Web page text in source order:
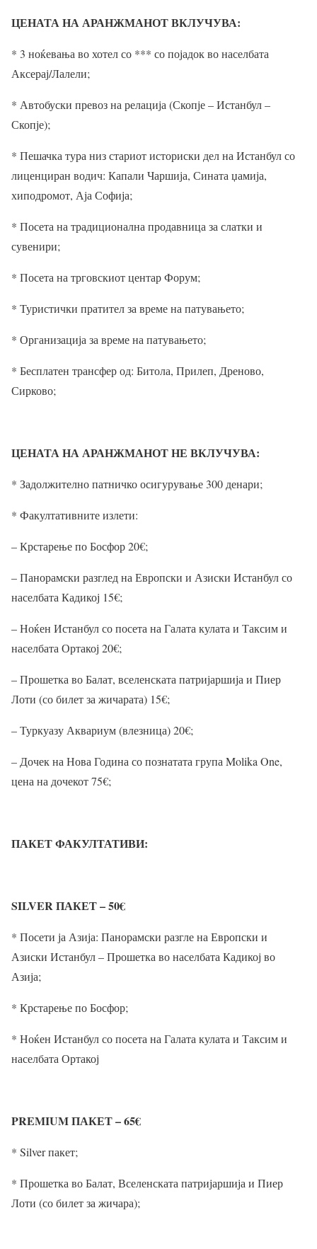
ЦЕНАТА НА АРАНЖМАНОТ ВКЛУЧУВА:
* 3 ноќевања во хотел со *** со појадок во населбата
Аксерај/Лалели;
* Автобуски превоз на релација (Скопје – Истанбул –
Скопје);
* Пешачка тура низ стариот историски дел на Истанбул со
лиценциран водич: Капали Чаршија, Сината џамија,
хиподромот, Аја Софија;
* Посета на традиционална продавница за слатки и
сувенири;
* Посета на трговскиот центар Форум;
* Туристички пратител за време на патувањето;
* Организација за време на патувањето;
* Бесплатен трансфер од: Битола, Прилеп, Дреново,
Сирково;
ЦЕНАТА НА АРАНЖМАНОТ НЕ ВКЛУЧУВА:
* Задолжително патничко осигурување 300 денари;
* Факултативните излети:
– Крстарење по Босфор 20€;
– Панорамски разглед на Европски и Азиски Истанбул со
населбата Кадикој 15€;
– Ноќен Истанбул со посета на Галата кулата и Таксим и
населбата Ортакој 20€;
– Прошетка во Балат, вселенската патријаршија и Пиер
Лоти (со билет за жичарата) 15€;
– Туркуазу Аквариум (влезница) 20€;
– Дочек на Нова Година со познатата група Molika One,
цена на дочекот 75€;
ПАКЕТ ФАКУЛТАТИВИ:
SILVER ПАКЕТ – 50€
* Посети ја Азија: Панорамски разгле на Европски и
Азиски Истанбул – Прошетка во населбата Кадикој во
Азија;
* Крстарење по Босфор;
* Ноќен Истанбул со посета на Галата кулата и Таксим и
населбата Ортакој
PREMIUM ПАКЕТ – 65€
* Silver пакет;
* Прошетка во Балат, Вселенската патријаршија и Пиер
Лоти (со билет за жичара);